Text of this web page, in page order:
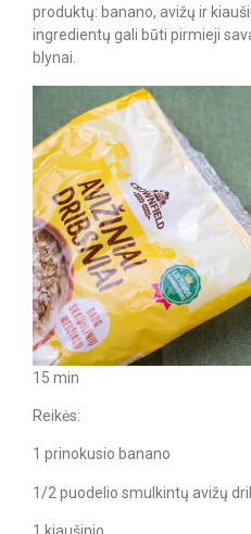
produktų: banano, avižų ir
ingredientų gali būti pirmieji
blynai.
15 min
Reikės:
1 prinokusio banano
1/2 puodelio smulkintų avižų